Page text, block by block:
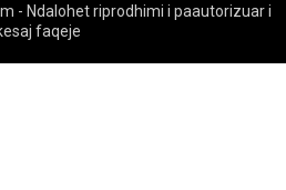
- Ndalohet riprodhimi i paautorizuar i
faqeje